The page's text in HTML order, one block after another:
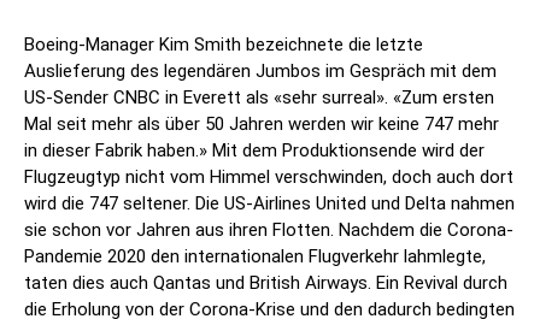
Boeing-Manager Kim Smith bezeichnete die letzte
Auslieferung des legendären Jumbos im Gespräch mit dem
US-Sender CNBC in Everett als «sehr surreal». «Zum ersten
Mal seit mehr als über 50 Jahren werden wir keine 747 mehr
in dieser Fabrik haben.» Mit dem Produktionsende wird der
Flugzeugtyp nicht vom Himmel verschwinden, doch auch dort
wird die 747 seltener. Die US-Airlines United und Delta nahmen
sie schon vor Jahren aus ihren Flotten. Nachdem die Corona-
Pandemie 2020 den internationalen Flugverkehr lahmlegte,
taten dies auch Qantas und British Airways. Ein Revival durch
die Erholung von der Corona-Krise und den dadurch bedingten